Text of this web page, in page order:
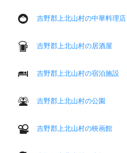
吉野郡上北山村の中華料理店
吉野郡上北山村の居酒屋
吉野郡上北山村の宿泊施設
吉野郡上北山村の公園
吉野郡上北山村の映画館